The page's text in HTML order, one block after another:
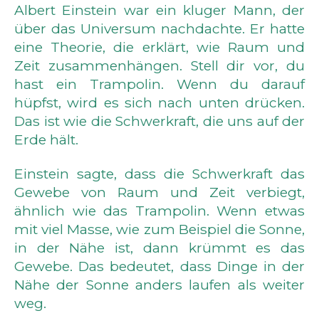
Albert Einstein war ein kluger Mann, der
über das Universum nachdachte. Er hatte
eine Theorie, die erklärt, wie Raum und
Zeit zusammenhängen. Stell dir vor, du
hast ein Trampolin. Wenn du darauf
hüpfst, wird es sich nach unten drücken.
Das ist wie die Schwerkraft, die uns auf der
Erde hält.
Einstein sagte, dass die Schwerkraft das
Gewebe von Raum und Zeit verbiegt,
ähnlich wie das Trampolin. Wenn etwas
mit viel Masse, wie zum Beispiel die Sonne,
in der Nähe ist, dann krümmt es das
Gewebe. Das bedeutet, dass Dinge in der
Nähe der Sonne anders laufen als weiter
weg.